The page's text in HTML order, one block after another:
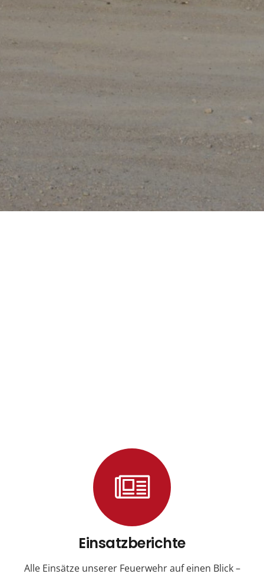
Einsatzberichte
Alle Einsätze unserer Feuerwehr auf einen Blick –